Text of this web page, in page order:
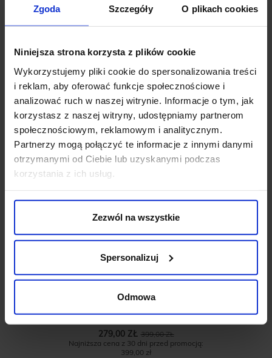
Zgoda Szczegóły O plikach cookies
Niniejsza strona korzysta z plików cookie
Wykorzystujemy pliki cookie do spersonalizowania treści
i reklam, aby oferować funkcje społecznościowe i
analizować ruch w naszej witrynie. Informacje o tym, jak
korzystasz z naszej witryny, udostępniamy partnerom
społecznościowym, reklamowym i analitycznym.
Partnerzy mogą połączyć te informacje z innymi danymi
otrzymanymi od Ciebie lub uzyskanymi podczas
korzystania z ich usług.
Zezwól na wszystkie
Spersonalizuj
Odmowa
GRANATOWE MOKASYNY
399,00 ZŁ
279,00 ZŁ
Najniższa cena z 30 dni przed promocją:
399,00 zł